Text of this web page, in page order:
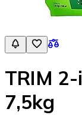
TRIM
7,5kg